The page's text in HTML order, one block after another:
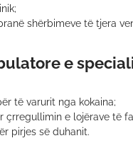
shërbimeve të tjera
e
të varurit nga kokaina;
çrregullimin e lojërave të
pirjes së duhanit.